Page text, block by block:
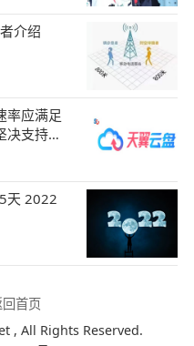
介绍
率应满足
决支持，
天 2022
首页
, All Rights Reserved.